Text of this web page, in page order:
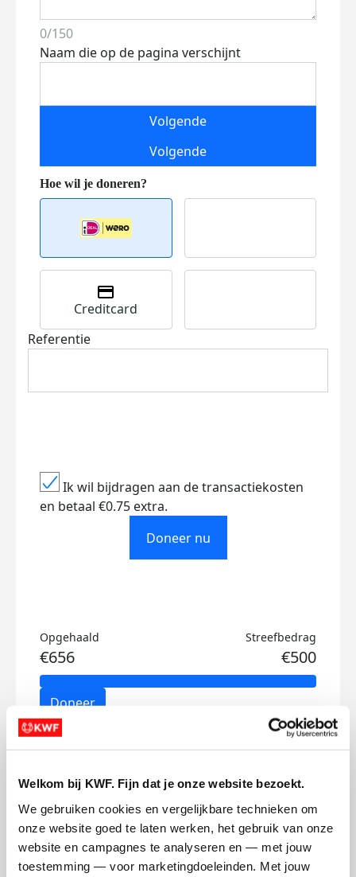
Welkom bij KWF. Fijn dat je onze website bezoekt.
We gebruiken cookies en vergelijkbare technieken om
onze website goed te laten werken, het gebruik van onze
website en campagnes te analyseren en — met jouw
toestemming — voor marketingdoeleinden. Met jouw
0/150
Naam die op de pagina verschijnt
Volgende
Volgende
Creditcard
Referentie
Ik wil bijdragen aan de transactiekosten
en betaal €0.75 extra.
Doneer nu
Opgehaald
€656
Streefbedrag
€500
Doneer
Mascha's badges